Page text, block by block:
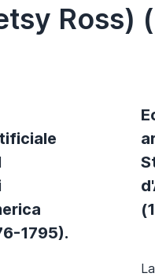
Ross)
1795).